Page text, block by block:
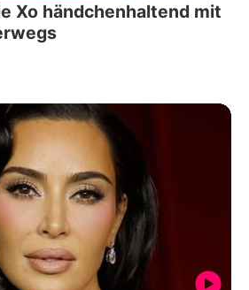
Xo händchenhaltend mit